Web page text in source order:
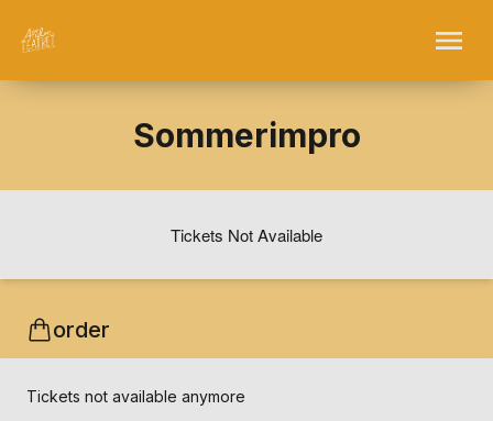
Sommerimpro
Tickets Not Available
order
Tickets not available anymore